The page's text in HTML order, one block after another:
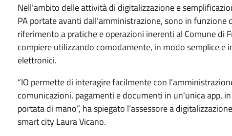
Nell’ambito delle attività di digitalizzazione e
PA portate avanti dall’amministrazione, sono in funzione
riferimento a pratiche e operazioni inerenti al Comune di
compiere utilizzando comodamente, in modo semplice e
elettronici.
“IO permette di interagire facilmente con
comunicazioni, pagamenti e documenti in un'unica app,
portata di mano”, ha spiegato l’assessore a
smart city Laura Vicano.